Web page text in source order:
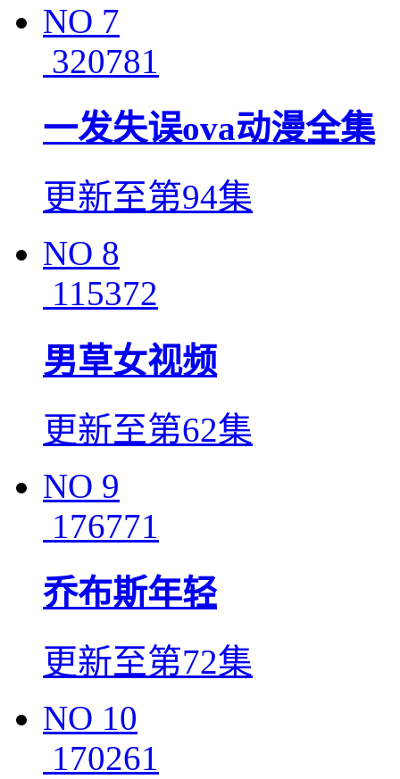
NO 7
320781
一发失误ova动漫全集
更新至第94集
NO 8
115372
男草女视频
更新至第62集
NO 9
176771
乔布斯年轻
更新至第72集
NO 10
170261